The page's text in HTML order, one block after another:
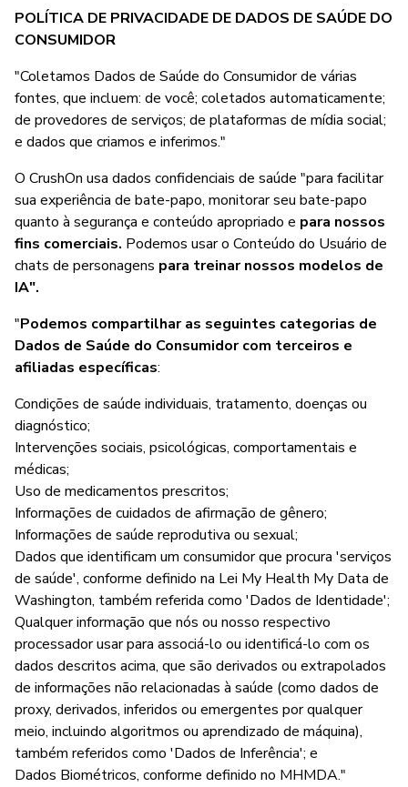
POLÍTICA DE PRIVACIDADE DE DADOS DE SAÚDE DO
CONSUMIDOR
"Coletamos Dados de Saúde do Consumidor de várias
fontes, que incluem: de você; coletados automaticamente;
de provedores de serviços; de plataformas de mídia social;
e dados que criamos e inferimos."
O CrushOn usa dados confidenciais de saúde "para facilitar
sua experiência de bate-papo, monitorar seu bate-papo
quanto à segurança e conteúdo apropriado e para nossos
fins comerciais. Podemos usar o Conteúdo do Usuário de
chats de personagens para treinar nossos modelos de
IA".
"Podemos compartilhar as seguintes categorias de
Dados de Saúde do Consumidor com terceiros e
afiliadas específicas:
Condições de saúde individuais, tratamento, doenças ou
diagnóstico;
Intervenções sociais, psicológicas, comportamentais e
médicas;
Uso de medicamentos prescritos;
Informações de cuidados de afirmação de gênero;
Informações de saúde reprodutiva ou sexual;
Dados que identificam um consumidor que procura 'serviços
de saúde', conforme definido na Lei My Health My Data de
Washington, também referida como 'Dados de Identidade';
Qualquer informação que nós ou nosso respectivo
processador usar para associá-lo ou identificá-lo com os
dados descritos acima, que são derivados ou extrapolados
de informações não relacionadas à saúde (como dados de
proxy, derivados, inferidos ou emergentes por qualquer
meio, incluindo algoritmos ou aprendizado de máquina),
também referidos como 'Dados de Inferência'; e
Dados Biométricos, conforme definido no MHMDA."